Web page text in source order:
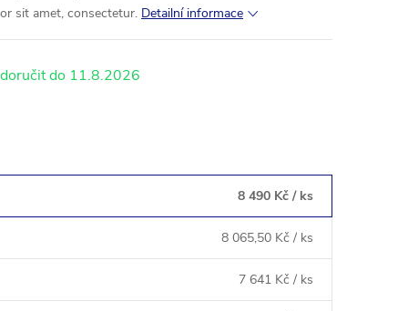
sit amet, consectetur. Detailní informace
11.8.2026
8 490 Kč / ks
8 065,50 Kč / ks
7 641 Kč / ks